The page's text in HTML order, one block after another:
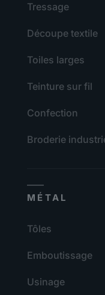
Tressage
Découpe textile
Toiles larges
Teinture sur fil
Confection
Broderie
MÉTAL
Tôles
Emboutissage
Usinage